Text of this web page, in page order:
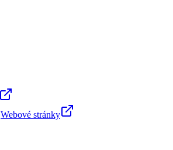
Webové stránky